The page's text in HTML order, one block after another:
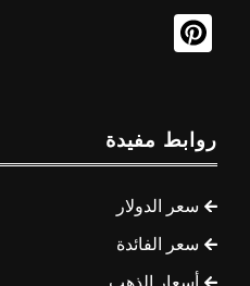
روابط مفيدة
سعر الدولار
سعر الفائدة